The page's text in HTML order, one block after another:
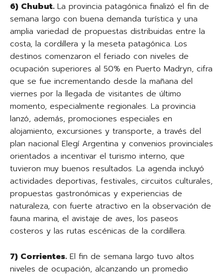
6) Chubut. La provincia patagónica finalizó el fin de
semana largo con buena demanda turística y una
amplia variedad de propuestas distribuidas entre la
costa, la cordillera y la meseta patagónica. Los
destinos comenzaron el feriado con niveles de
ocupación superiores al 50% en Puerto Madryn, cifra
que se fue incrementando desde la mañana del
viernes por la llegada de visitantes de último
momento, especialmente regionales. La provincia
lanzó, además, promociones especiales en
alojamiento, excursiones y transporte, a través del
plan nacional Elegí Argentina y convenios provinciales
orientados a incentivar el turismo interno, que
tuvieron muy buenos resultados. La agenda incluyó
actividades deportivas, festivales, circuitos culturales,
propuestas gastronómicas y experiencias de
naturaleza, con fuerte atractivo en la observación de
fauna marina, el avistaje de aves, los paseos
costeros y las rutas escénicas de la cordillera.
7) Corrientes. El fin de semana largo tuvo altos
niveles de ocupación, alcanzando un promedio